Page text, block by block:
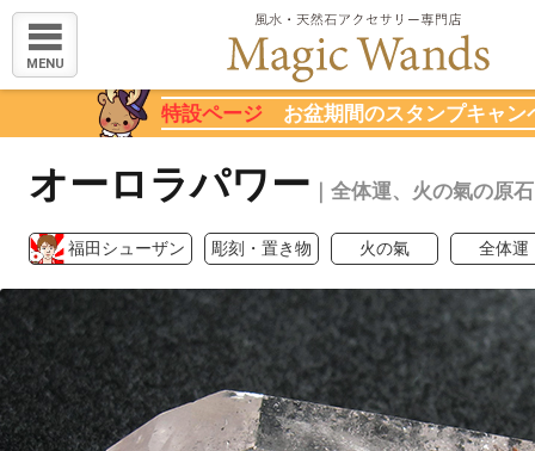
MENU
特設ページ お盆期間のスタンプキャン
オーロラパワー ｜全体運、火の氣の原石
福田シューザン 彫刻・置き物 火の氣 全体運